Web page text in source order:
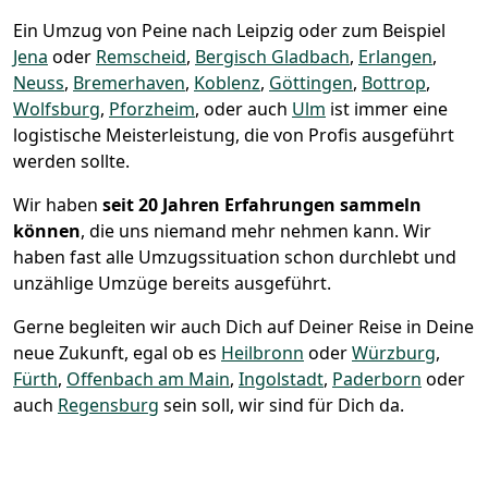
Ein Umzug von Peine nach Leipzig oder zum Beispiel
Jena oder Remscheid, Bergisch Gladbach, Erlangen,
Neuss, Bremer­haven, Koblenz, Göttingen, Bottrop,
Wolfsburg, Pforzheim, oder auch Ulm ist immer eine
logistische Meisterleistung, die von Profis ausgeführt
werden sollte.
Wir haben seit20 Jahren Erfahrungen sammeln
können, die uns niemand mehr nehmen kann. Wir
haben fast alle Umzugssituation schon durchlebt und
unzählige Umzüge bereits ausgeführt.
Gerne begleiten wir auch Dich auf Deiner Reise in Deine
neue Zukunft, egal ob es Heilbronn oderWürzburg,
Fürth, Offenbach am Main, Ingolstadt, Paderborn oder
auch Regensburg sein soll, wir sind für Dich da.